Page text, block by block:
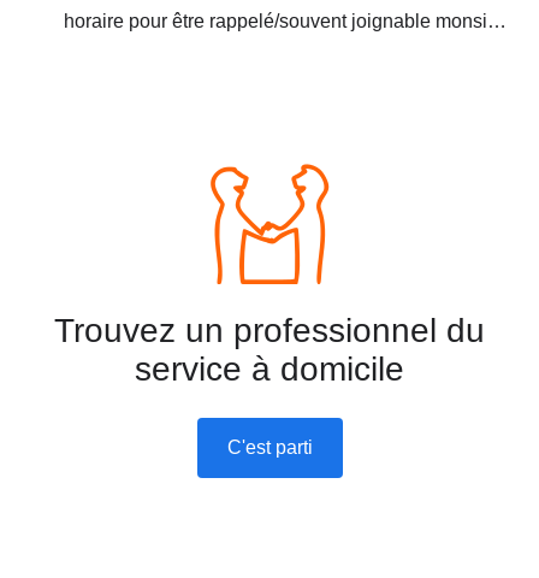
horaire pour être rappelé/souvent joignable monsieur
Trouvez un professionnel du
service à domicile
C'est parti